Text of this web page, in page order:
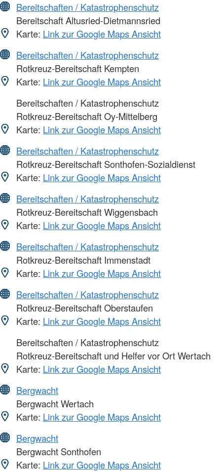
Bereitschaften / Katastrophenschutz
Bereitschaft Altusried-Dietmannsried
Karte: Link zur Google Maps Ansicht
Bereitschaften / Katastrophenschutz
Rotkreuz-Bereitschaft Kempten
Karte: Link zur Google Maps Ansicht
Bereitschaften / Katastrophenschutz
Rotkreuz-Bereitschaft Oy-Mittelberg
Karte: Link zur Google Maps Ansicht
Bereitschaften / Katastrophenschutz
Rotkreuz-Bereitschaft Sonthofen-Sozialdienst
Karte: Link zur Google Maps Ansicht
Bereitschaften / Katastrophenschutz
Rotkreuz-Bereitschaft Wiggensbach
Karte: Link zur Google Maps Ansicht
Bereitschaften / Katastrophenschutz
Rotkreuz-Bereitschaft Immenstadt
Karte: Link zur Google Maps Ansicht
Bereitschaften / Katastrophenschutz
Rotkreuz-Bereitschaft Oberstaufen
Karte: Link zur Google Maps Ansicht
Bereitschaften / Katastrophenschutz
Rotkreuz-Bereitschaft und Helfer vor Ort Wertach
Karte: Link zur Google Maps Ansicht
Bergwacht
Bergwacht Wertach
Karte: Link zur Google Maps Ansicht
Bergwacht
Bergwacht Sonthofen
Karte: Link zur Google Maps Ansicht